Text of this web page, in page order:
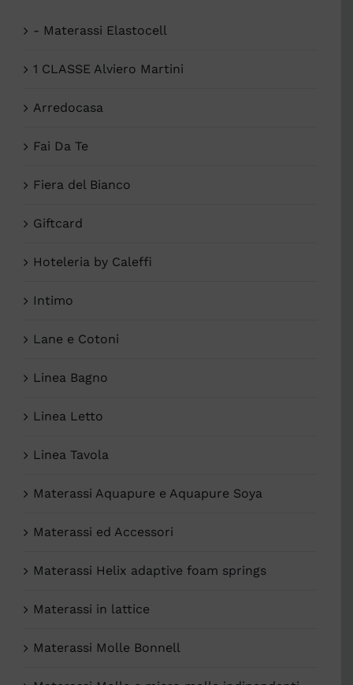
- Materassi Elastocell
1 CLASSE Alviero Martini
Arredocasa
Fai Da Te
Fiera del Bianco
Giftcard
Hoteleria by Caleffi
Intimo
Lane e Cotoni
Linea Bagno
Linea Letto
Linea Tavola
Materassi Aquapure e Aquapure Soya
Materassi ed Accessori
Materassi Helix adaptive foam springs
Materassi in lattice
Materassi Molle Bonnell